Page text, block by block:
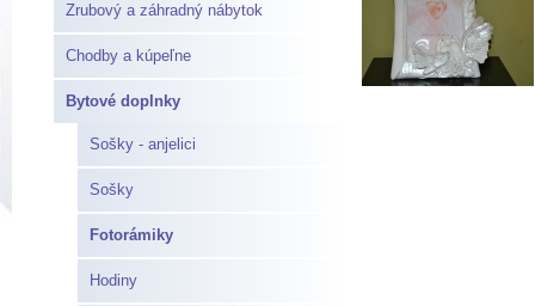
Zrubový a záhradný nábytok
Chodby a kúpeľne
Bytové doplnky
Sošky - anjelici
Sošky
Fotorámiky
Hodiny